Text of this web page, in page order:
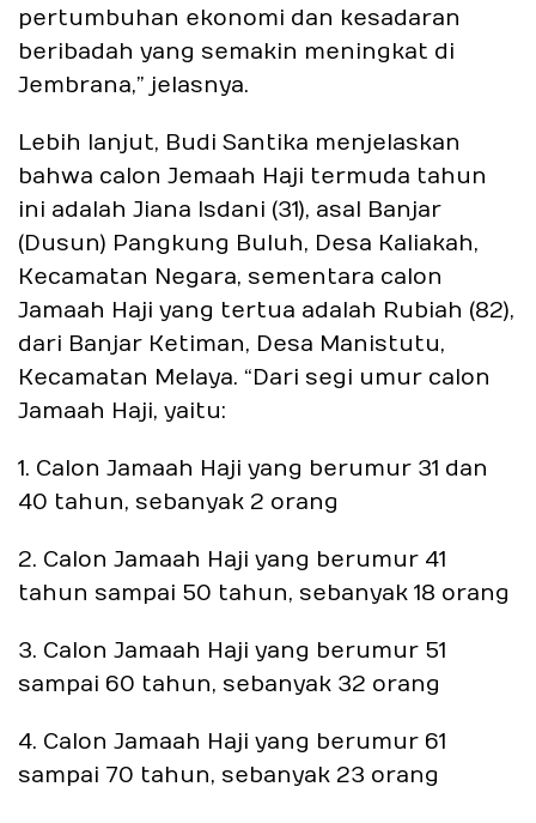
pertumbuhan ekonomi dan kesadaran
beribadah yang semakin meningkat di
Jembrana,” jelasnya.
Lebih lanjut, Budi Santika menjelaskan
bahwa calon Jemaah Haji termuda tahun
ini adalah Jiana Isdani (31), asal Banjar
(Dusun) Pangkung Buluh, Desa Kaliakah,
Kecamatan Negara, sementara calon
Jamaah Haji yang tertua adalah Rubiah (82),
dari Banjar Ketiman, Desa Manistutu,
Kecamatan Melaya. “Dari segi umur calon
Jamaah Haji, yaitu:
1. Calon Jamaah Haji yang berumur 31 dan
40 tahun, sebanyak 2 orang
2. Calon Jamaah Haji yang berumur 41
tahun sampai 50 tahun, sebanyak 18 orang
3. Calon Jamaah Haji yang berumur 51
sampai 60 tahun, sebanyak 32 orang
4. Calon Jamaah Haji yang berumur 61
sampai 70 tahun, sebanyak 23 orang